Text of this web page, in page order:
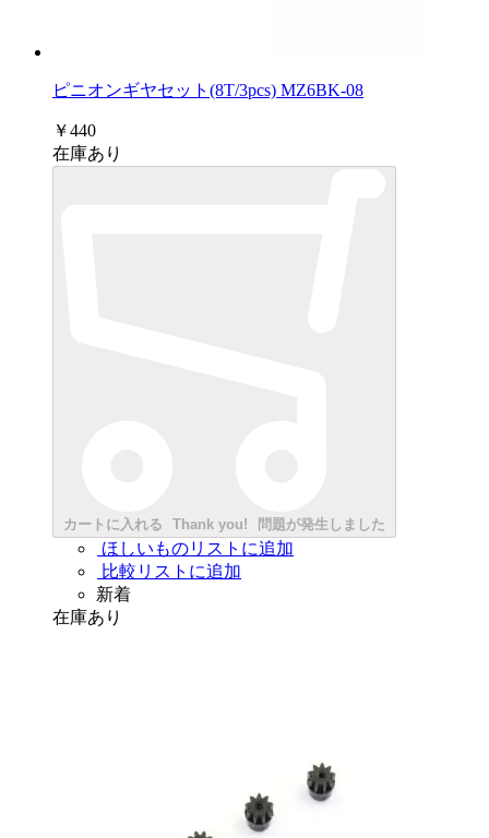
ピニオンギヤセット(8T/3pcs) MZ6BK-08
￥440
在庫あり
カートに入れる Thank you! 問題が発生しました
ほしいものリストに追加
比較リストに追加
新着
在庫あり